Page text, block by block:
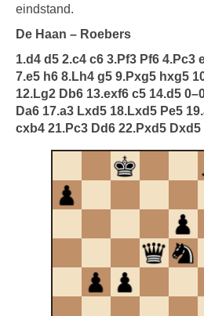
eindstand.
De Haan – Roebers
1.d4 d5 2.c4 c6 3.Pf3 Pf6 4.Pc3
7.e5 h6 8.Lh4 g5 9.Pxg5 hxg5
12.Lg2 Db6 13.exf6 c5 14.d5
Da6 17.a3 Lxd5 18.Lxd5 Pe5
cxb4 21.Pc3 Dd6 22.Pxd5 Dxd5